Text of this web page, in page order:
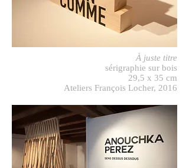
À juste titre
sérigraphie sur bois
29,5 x 35 cm
Ateliers François Locher, 2016